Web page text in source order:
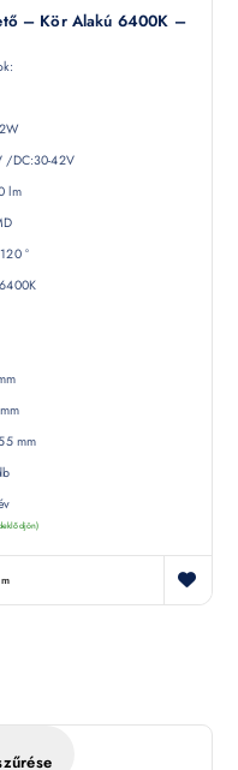
– Kör Alakú 6400K –
/DC:30-42V
lm
°
mm